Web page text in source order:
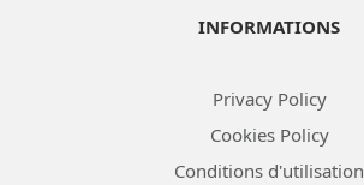
INFORMATIONS
Privacy Policy
Cookies Policy
Conditions d'utilisation